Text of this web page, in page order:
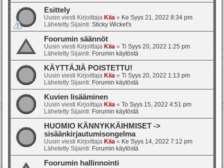
Esittely
Uusin viesti Kirjoittaja Kiia « Ke Syys 21, 2022 8:34 pm
Lähetetty Sijainti: Sticky Wicket's
Foorumin säännöt
Uusin viesti Kirjoittaja Kiia « Ti Syys 20, 2022 1:25 pm
Lähetetty Sijainti: Forumin käytöstä
KÄYTTÄJIÄ POISTETTU!
Uusin viesti Kirjoittaja Kiia « Ti Syys 20, 2022 1:13 pm
Lähetetty Sijainti: Forumin käytöstä
Kuvien lisääminen
Uusin viesti Kirjoittaja Kiia « To Syys 15, 2022 4:51 pm
Lähetetty Sijainti: Forumin käytöstä
HUOMIO KÄNNYKKÄIHMISET ->
sisäänkirjautumisongelma
Uusin viesti Kirjoittaja Kiia « Ke Syys 14, 2022 7:12 pm
Lähetetty Sijainti: Forumin käytöstä
Foorumin hallinnointi